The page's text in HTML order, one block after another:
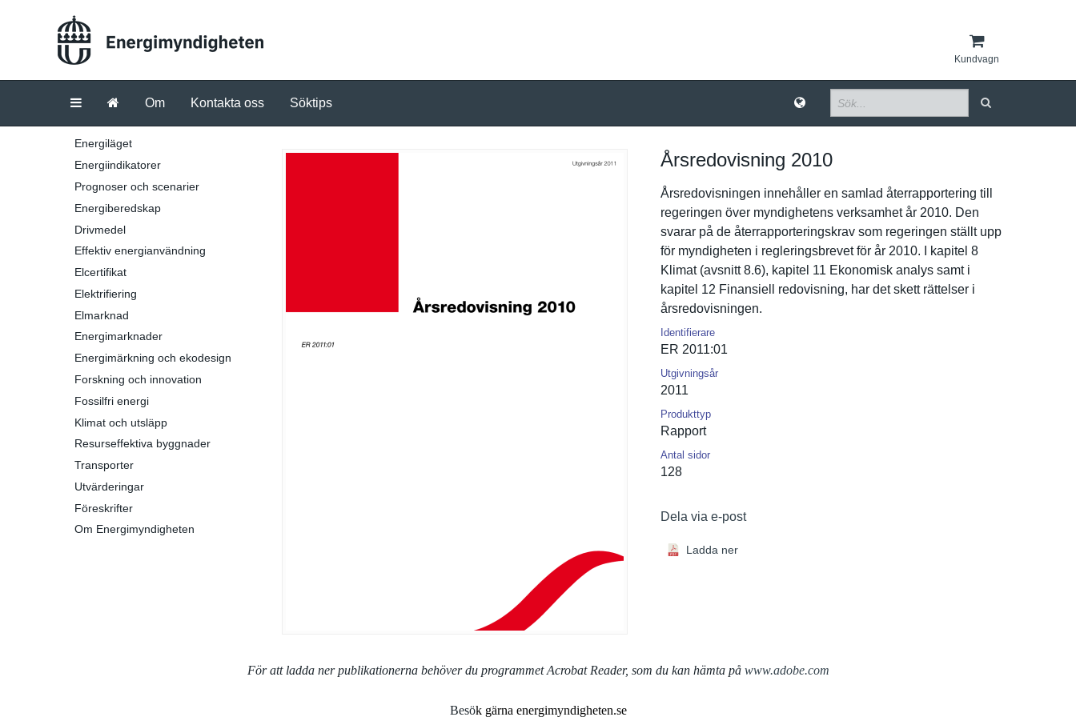
Kundvagn
Om Kontakta oss Söktips
Energiläget
Energiindikatorer
Prognoser och scenarier
Energiberedskap
Drivmedel
Effektiv energianvändning
Elcertifikat
Elektrifiering
Elmarknad
Energimarknader
Energimärkning och ekodesign
Forskning och innovation
Fossilfri energi
Klimat och utsläpp
Resurseffektiva byggnader
Transporter
Utvärderingar
Föreskrifter
Om Energimyndigheten
Årsredovisning 2010
Årsredovis­ningen innehåller en samlad återrappor­tering till
regeringen över myndighete­ns verksamhet år 2010. Den
svarar på de återrappor­teringskra­v som regeringen ställt upp
för myndighete­n i reglerings­brevet för år 2010. I kapitel 8
Klimat (avsnitt 8.6), kapitel 11 Ekonomisk analys samt i
kapitel 12 Finansiell redovisnin­g, har det skett rättelser i
årsredovis­ningen.
Identifierare
ER 2011:01
Utgivningsår
2011
Produkttyp
Rapport
Antal sidor
128
Dela via e-post
Ladda ner
För att ladda ner publikationerna behöver du programmet Acrobat Reader, som du kan hämta på www.adobe.com
Besök gärna energimyndigheten.se